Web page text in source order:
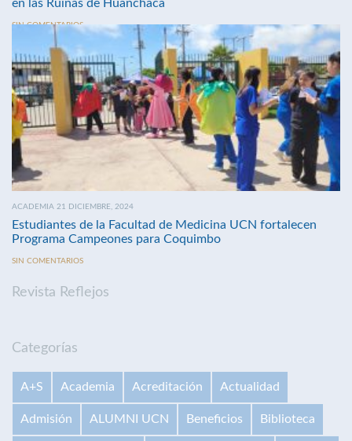
en las Ruinas de Huanchaca
SIN COMENTARIOS
ACADEMIA 21 DICIEMBRE, 2024
Estudiantes de la Facultad de Medicina UCN fortalecen
Programa Campeones para Coquimbo
SIN COMENTARIOS
Revista Reflejos
Categorías
A+S Academia Acreditación Actualidad
Admisión ALUMNI UCN Beneficios Biblioteca